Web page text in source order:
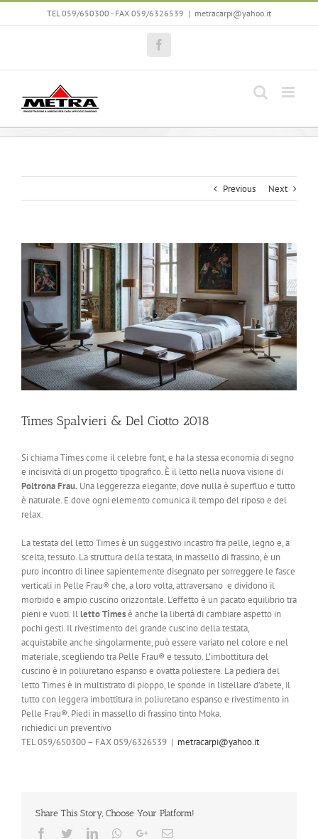
Skip
TEL 059/650300 - FAX 059/6326539 | metracarpi@yahoo.it
Previous Next
View
Larger
Image
Times Spalvieri & Del Ciotto 2018
Si chiama Times come il celebre font, e ha la stessa economia di segno
e incisività di un progetto tipografico. È il letto nella nuova visione di
Poltrona Frau. Una leggerezza elegante, dove nulla è superfluo e tutto
è naturale. E dove ogni elemento comunica il tempo del riposo e del
relax.
La testata del letto Times è un suggestivo incastro fra pelle, legno e, a
scelta, tessuto. La struttura della testata, in massello di frassino, è un
puro incontro di linee sapientemente disegnato per sorreggere le fasce
verticali in Pelle Frau® che, a loro volta, attraversano e dividono il
morbido e ampio cuscino orizzontale. L’effetto è un pacato equilibrio tra
pieni e vuoti. Illetto Timesè anche la libertà di cambiare aspetto in
pochi gesti. Il rivestimento del grande cuscino della testata,
acquistabile anche singolarmente, può essere variato nel colore e nel
materiale, scegliendo tra Pelle Frau® e tessuto. L’imbottitura del
cuscino è in poliuretano espanso e ovatta poliestere. La pediera del
letto Times è in multistrato di pioppo, le sponde in listellare d’abete, il
tutto con leggera imbottitura in poliuretano espanso e rivestimento in
Pelle Frau®. Piedi in massello di frassino tinto Moka.
richiedici un preventivo
TEL 059/650300 – FAX 059/6326539 | metracarpi@yahoo.it
Share This Story, Choose Your Platform!
Facebook
TwitterLinkedInWhatsapp
Google+Email